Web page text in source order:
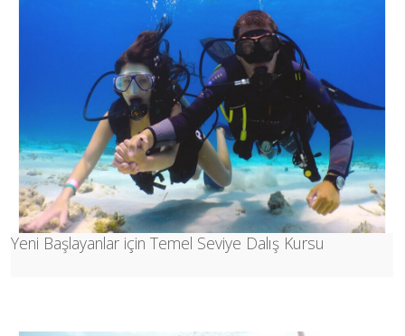
Yeni Başlayanlar için Temel Seviye Dalış Kursu